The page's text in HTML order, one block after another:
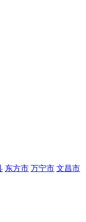
东方市 万宁市 文昌市